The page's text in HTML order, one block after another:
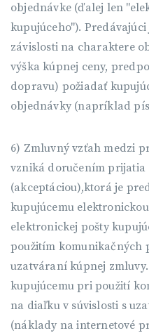
objednávke (ďalej len
kupujúceho").
závislosti na charaktere
výška kúpnej ceny,
dopravu) požiadať
objednávky (napríklad
6) Zmluvný vzťah medzi
vzniká doručením prijatia
(akceptáciou),ktorá je
kupujúcemu
elektronickej pošty
použitím komunikačných
uzatváraní kúpnej
kupujúcemu pri použití
na diaľku v súvislosti s
(náklady na internetové